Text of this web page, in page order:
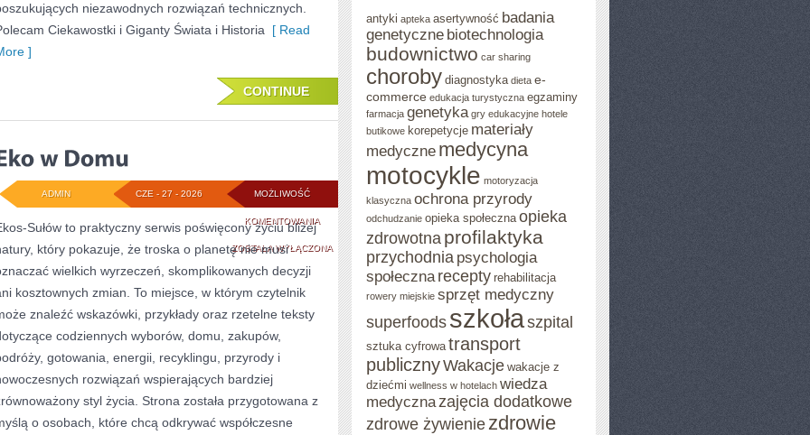
niezawodnych rozwiązań technicznych.
Ciekawostki i Giganty Świata i Historia [ Read
]
CONTINUE
MOŻLIWOŚĆ
KOMENTOWANIAEKO
W
DOMU
ZOSTAŁA WYŁĄCZONA
CZE - 27 - 2026
ADMIN
Sułów to praktyczny serwis poświęcony życiu bliżej
który pokazuje, że troska o planetę nie musi
wielkich wyrzeczeń, skomplikowanych decyzji
kosztownych zmian. To miejsce, w którym czytelnik
znaleźć wskazówki, przykłady oraz rzetelne teksty
codziennych wyborów, domu, zakupów,
gotowania, energii, recyklingu, przyrody i
rozwiązań wspierających bardziej
styl życia. Strona została przygotowana z
o osobach, które chcą odkrywać współczesne
antyki apteka asertywność badania
genetyczne biotechnologia
budownictwo car sharing
choroby diagnostyka dieta e-
commerce edukacja turystyczna egzaminy
farmacja genetyka gry edukacyjne hotele
butikowe korepetycje materiały
medyczne medycyna
motocykle motoryzacja
klasyczna ochrona przyrody
odchudzanie opieka społeczna opieka
zdrowotna profilaktyka
przychodnia psychologia
społeczna recepty rehabilitacja
rowery miejskie sprzęt medyczny
superfoods szkołaszpital
sztuka cyfrowa transport
publicznyWakacje wakacje z
dziećmi wellness w hotelach wiedza
medycznazajęcia dodatkowe
zdrowe żywienie zdrowie